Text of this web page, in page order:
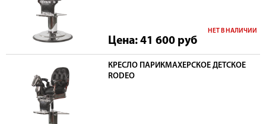
Цена: 41 600 руб
НЕТ В НАЛИЧИИ
КРЕСЛО ПАРИКМАХЕРСКОЕ ДЕТСКОЕ
RODEO